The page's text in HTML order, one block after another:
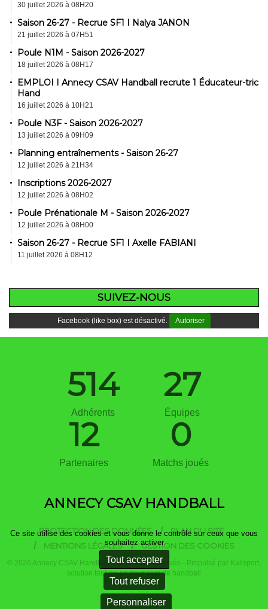
30 juillet 2026 à 08H20
Saison 26-27 - Recrue SF1 I Nalya JANON
21 juillet 2026 à 07H51
Poule N1M - Saison 2026-2027
18 juillet 2026 à 08H17
EMPLOI I Annecy CSAV Handball recrute 1 Éducateur-trice
Hand
16 juillet 2026 à 10H21
Poule N3F - Saison 2026-2027
13 juillet 2026 à 09H09
Planning entraînements - Saison 26-27
12 juillet 2026 à 21H34
Inscriptions 2026-2027
12 juillet 2026 à 08H02
Poule Prénationale M - Saison 2026-2027
12 juillet 2026 à 08H00
Saison 26-27 - Recrue SF1 I Axelle FABIANI
11 juillet 2026 à 08H12
SUIVEZ-NOUS
Facebook (like box) est désactivé. Autoriser
514
Adhérents
27
Équipes
12
Partenaires
0
Matchs joués
ANNECY CSAV HANDBALL
PROTECTION DES DONNÉES
PLAN DU SITE
MENTIONS LÉGALES
GESTION DES COOKIES
© 2026 Annecy CSAV Handball - Tous droits réservés - Propulsé par Kalisport,
solution tout-en-un pour club de handball
Ce site utilise des cookies et vous donne le contrôle sur ceux que vous
souhaitez activer
Tout accepter
Tout refuser
Personnaliser